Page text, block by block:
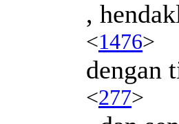
,
<1476>
dengan
<277>